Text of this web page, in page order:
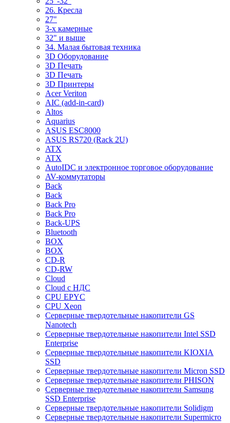
26. Кресла
27"
3-x камерные
32" и выше
34. Малая бытовая техника
3D Оборудование
3D Печать
3D Печать
3D Принтеры
Acer Veriton
AIC (add-in-card)
Altos
Aquarius
ASUS ESC8000
ASUS RS720 (Rack 2U)
ATX
ATX
AutoIDC и электронное торговое оборудование
AV-коммутаторы
Back
Back
Back Pro
Back Pro
Back-UPS
Bluetooth
BOX
BOX
CD-R
CD-RW
Cloud
Cloud с НДС
CPU EPYC
CPU Xeon
Cерверные твердотельные накопители GS
Nanotech
Cерверные твердотельные накопители Intel SSD
Enterprise
Cерверные твердотельные накопители KIOXIA
SSD
Cерверные твердотельные накопители Micron SSD
Cерверные твердотельные накопители PHISON
Cерверные твердотельные накопители Samsung
SSD Enterprise
Cерверные твердотельные накопители Solidigm
Cерверные твердотельные накопители Supermicro